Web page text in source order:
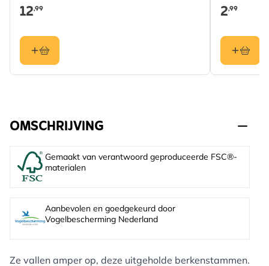
12,99 2,99
OMSCHRIJVING
Gemaakt van verantwoord geproduceerde FSC®-
materialen
Aanbevolen en goedgekeurd door
Vogelbescherming Nederland
Ze vallen amper op, deze uitgeholde berkenstammen.